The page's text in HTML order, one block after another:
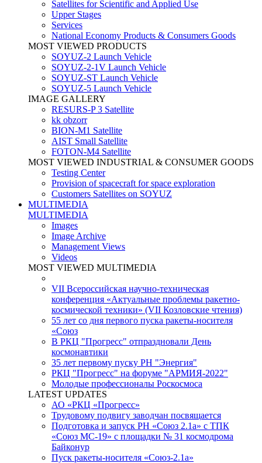
Satellites for Scientific and Applied Use
Upper Stages
Services
National Economy Products & Consumers Goods
MOST VIEWED PRODUCTS
SOYUZ-2 Launch Vehicle
SOYUZ-2-1V Launch Vehicle
SOYUZ-ST Launch Vehicle
SOYUZ-5 Launch Vehicle
IMAGE GALLERY
RESURS-P 3 Satellite
kk obzorr
BION-M1 Satellite
AIST Small Satellite
FOTON-M4 Satellite
MOST VIEWED INDUSTRIAL & CONSUMER GOODS
Testing Center
Provision of spacecraft for space exploration
Customers Satellites on SOYUZ
MULTIMEDIA
MULTIMEDIA
Images
Image Archive
Management Views
Videos
MOST VIEWED MULTIMEDIA
VII Всероссийская научно-техническая
конференция «Актуальные проблемы ракетно-
космической техники» (VII Козловские чтения)
55 лет со дня первого пуска ракеты-носителя
«Союз
В РКЦ "Прогресс" отпраздновали День
космонавтики
35 лет первому пуску РН "Энергия"
РКЦ "Прогресс" на форуме "АРМИЯ-2022"
Молодые профессионалы Роскосмоса
LATEST UPDATES
АО «РКЦ «Прогресс»
Трудовому подвигу заводчан посвящается
Подготовка и запуск РН «Союз 2.1а» с ТПК
«Союз МС-19» с площадки № 31 космодрома
Байконур
Пуск ракеты-носителя «Союз-2.1а»